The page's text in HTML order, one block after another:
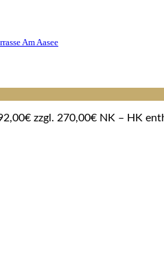
Am Aasee
zzgl. 270,00€ NK – HK